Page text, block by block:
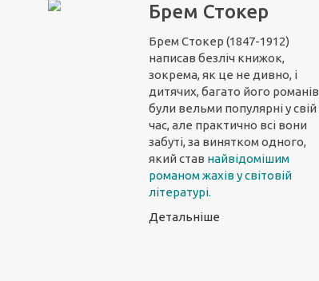
Брем Стокер
Брем Стокер (1847-1912)
написав безліч книжок,
зокрема, як це не дивно, і
дитячих, багато його романів
були вельми популярні у свій
час, але практично всі вони
забуті, за винятком одного,
який став найвідомішим
романом жахів у світовій
літературі.
Детальніше